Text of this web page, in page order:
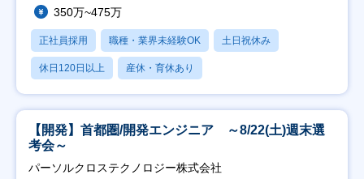
350万~475万
正社員採用 職種・業界未経験OK 土日祝休み
休日120日以上 産休・育休あり
【開発】首都圏/開発エンジニア ～8/22(土)週末選
考会～
パーソルクロステクノロジー株式会社